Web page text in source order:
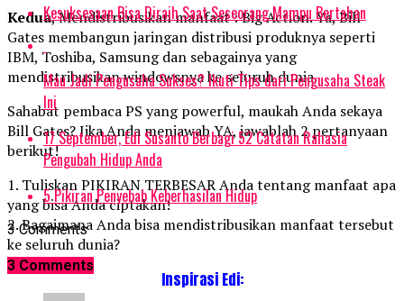
Kedua, Mendistribusikan manfaat : Big Action. Ya, Bill
Gates membangun jaringan distribusi produknya seperti
IBM, Toshiba, Samsung dan sebagainya yang
mendistribusikan windowsnya ke seluruh dunia.
Sahabat pembaca PS yang powerful, maukah Anda sekaya
Bill Gates? Jika Anda menjawab YA, jawablah 2 pertanyaan
berikut!
1. Tuliskan PIKIRAN TERBESAR Anda tentang manfaat apa
yang bisa Anda ciptakan!
2. Bagaimana Anda bisa mendistribusikan manfaat tersebut
ke seluruh dunia?
Inspirasi Edi:
Kesuksesaan Bisa Diraih Saat Seseorang Mampu Bertahan
Mau Jadi Pengusaha Sukses? Ikuti Tips dari Pengusaha Steak
Ini
17 September, Edi Susanto Berbagi 52 Catatan Rahasia
Pengubah Hidup Anda
5 Pikiran Penyebab Keberhasilan Hidup
3 Comments
3 Comments